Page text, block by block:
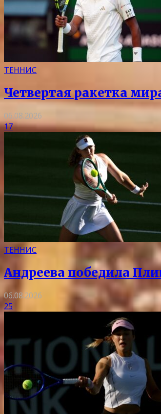
ТЕННИС
Четвертая ракетка
06.08.2026
17
ТЕННИС
Андреева победила
06.08.2026
25